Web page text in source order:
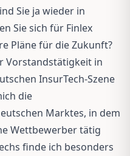
Sie ja wieder in
Sie sich für Finlex
Pläne für die Zukunft?
Vorstandstätigkeit in
InsurTech-Szene
die
Marktes, in dem
Wettbewerber tätig
finde ich besonders